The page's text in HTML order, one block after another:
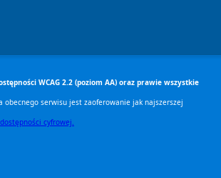
WCAG 2.2 (poziom AA) oraz prawie wszystkie
obecnego serwisu jest zaoferowanie jak najszerszej
cyfrowej.